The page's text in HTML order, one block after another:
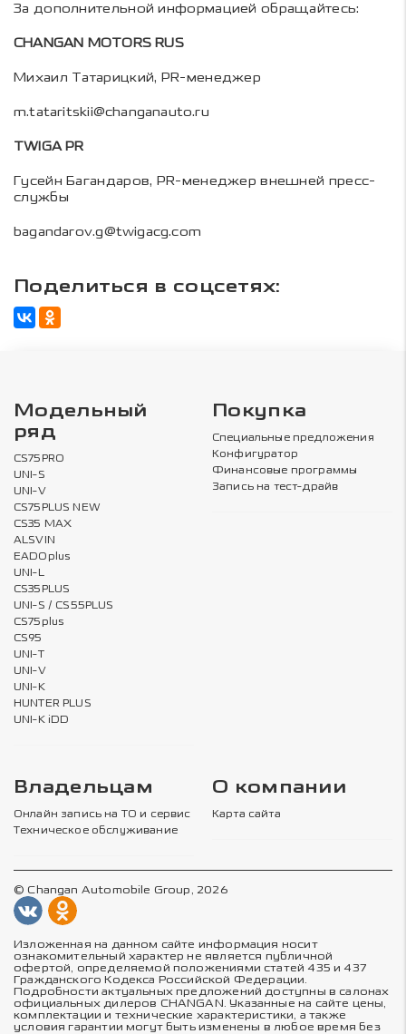
За дополнительной информацией обращайтесь:
CHANGAN MOTORS RUS
Михаил Татарицкий, PR-менеджер
m.tataritskii@changanauto.ru
TWIGA PR
Гусейн Багандаров, PR-менеджер внешней пресс-
службы
bagandarov.g@twigacg.com
Поделиться в соцсетях:
Модельный
ряд
CS75PRO
UNI-S
UNI-V
CS75PLUS NEW
CS35 MAX
ALSVIN
EADOplus
UNI-L
CS35PLUS
UNI-S / CS55PLUS
CS75plus
CS95
UNI-T
UNI-V
UNI-K
HUNTER PLUS
UNI-K iDD
Покупка
Специальные предложения
Конфигуратор
Финансовые программы
Запись на тест-драйв
Владельцам
Онлайн запись на ТО и сервис
Техническое обслуживание
О компании
Карта сайта
© Changan Automobile Group, 2026
Изложенная на данном сайте информация носит
ознакомительный характер не является публичной
офертой, определяемой положениями статей 435 и 437
Гражданского Кодекса Российской Федерации.
Подробности актуальных предложений доступны в салонах
официальных дилеров CHANGAN. Указанные на сайте цены,
комплектации и технические характеристики, а также
условия гарантии могут быть изменены в любое время без